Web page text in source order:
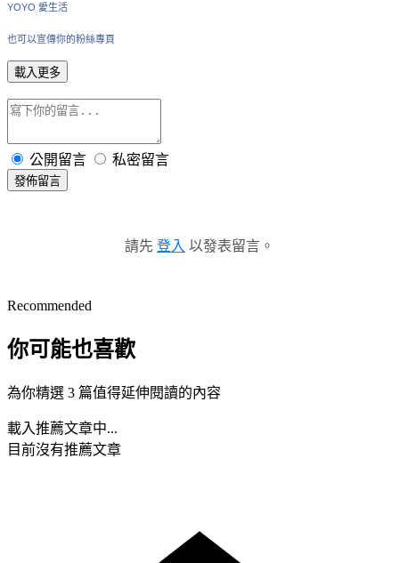
YOYO 愛生活
也可以宣傳你的粉絲專頁
載入更多
公開留言 私密留言
發佈留言
請先 登入 以發表留言。
Recommended
你可能也喜歡
為你精選 3 篇值得延伸閱讀的內容
載入推薦文章中...
目前沒有推薦文章